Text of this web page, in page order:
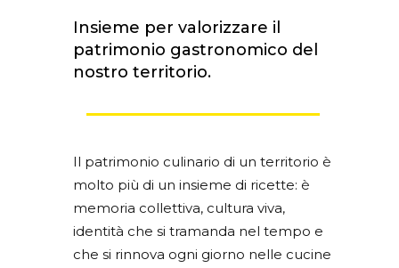
Insieme per valorizzare il
patrimonio gastronomico del
nostro territorio.
Il patrimonio culinario di un territorio è
molto più di un insieme di ricette: è
memoria collettiva, cultura viva,
identità che si tramanda nel tempo e
che si rinnova ogni giorno nelle cucine